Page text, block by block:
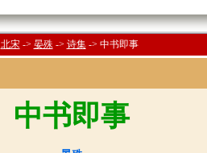
北宋 -> 晏殊 -> 诗集 -> 中书即事
中书即事